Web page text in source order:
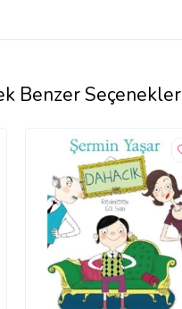
Benzer Seçenekler